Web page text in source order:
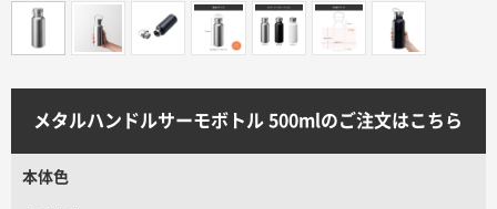
印刷色から探す
サイトメニュー
メタルハンドルサーモボトル 500mlのご注文はこちら
本体色